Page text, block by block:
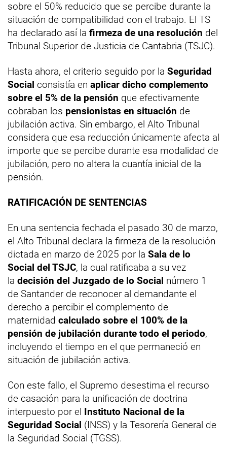
sobre el 50% reducido que se percibe durante la
situación de compatibilidad con el trabajo. El TS
ha declarado así la firmeza de una resolución del
Tribunal Superior de Justicia de Cantabria (TSJC).
Hasta ahora, el criterio seguido por la Seguridad
Social consistía en aplicar dicho complemento
sobre el 5% de la pensión que efectivamente
cobraban los pensionistas en situación de
jubilación activa. Sin embargo, el Alto Tribunal
considera que esa reducción únicamente afecta al
importe que se percibe durante esa modalidad de
jubilación, pero no altera la cuantía inicial de la
pensión.
RATIFICACIÓN DE SENTENCIAS
En una sentencia fechada el pasado 30 de marzo,
el Alto Tribunal declara la firmeza de la resolución
dictada en marzo de 2025 por la Sala de lo
Social del TSJC, la cual ratificaba a su vez
la decisión del Juzgado de lo Social número 1
de Santander de reconocer al demandante el
derecho a percibir el complemento de
maternidad calculado sobre el 100% de la
pensión de jubilación durante todo el periodo,
incluyendo el tiempo en el que permaneció en
situación de jubilación activa.
Con este fallo, el Supremo desestima el recurso
de casación para la unificación de doctrina
interpuesto por el Instituto Nacional de la
Seguridad Social (INSS) y la Tesorería General de
la Seguridad Social (TGSS).